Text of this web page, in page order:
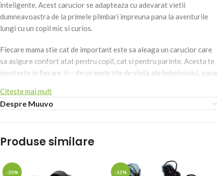
inteligente. Acest carucior se adapteaza cu adevarat vietii
dumneavoastra de la primele plimbari impreuna pana la aventurile
lungi cu un copil mic si curios.
Fiecare mama stie cat de important este sa aleaga un carucior care
sa asigure confort atat pentru copil, cat si pentru parinte. Acesta te
insoteste in fiecare zi – din primele zile de viata ale bebelusului, pana
Muuvo Five a fost creat pentru a permite sa te bucuri de fiecare
Inaltatoare integrate – mereu la indemana
Adaptoarele inaltator pentru landou si scaunul caruciorului sunt
incorporate in cadru. Aceasta inseamna ca nu trebuie sa adaugi, sa
Citeste mai mult
Despre Muuvo
Produse similare
-30% -13%